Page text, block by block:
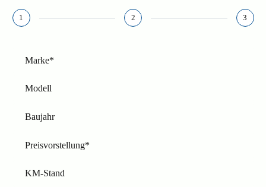
1 2 3
Marke*
Modell
Baujahr
Preisvorstellung*
KM-Stand